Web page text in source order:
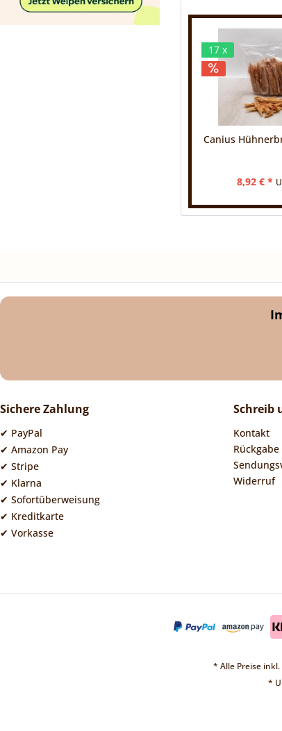
17 x
Canius
8,92 € *
Sichere Zahlung
✔ PayPal
✔ Amazon Pay
✔ Stripe
✔ Klarna
✔ Sofortüberweisung
✔ Kreditkarte
✔ Vorkasse
Schreib
Kontakt
Rückgabe
Widerruf
* Alle Preise
*